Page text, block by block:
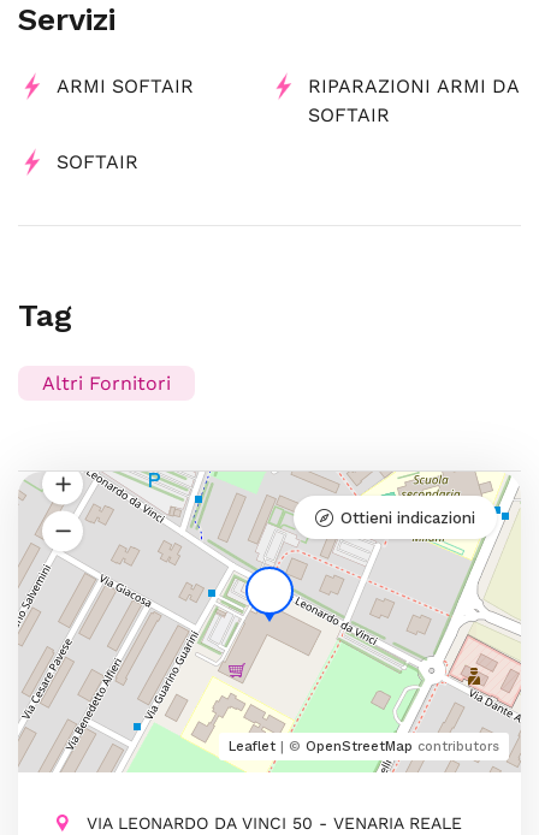
Servizi
ARMI SOFTAIR
RIPARAZIONI ARMI DA
SOFTAIR
SOFTAIR
Tag
Altri Fornitori
Leaflet | © OpenStreetMap contributors
Ottieni indicazioni
VIA LEONARDO DA VINCI 50 - VENARIA REALE